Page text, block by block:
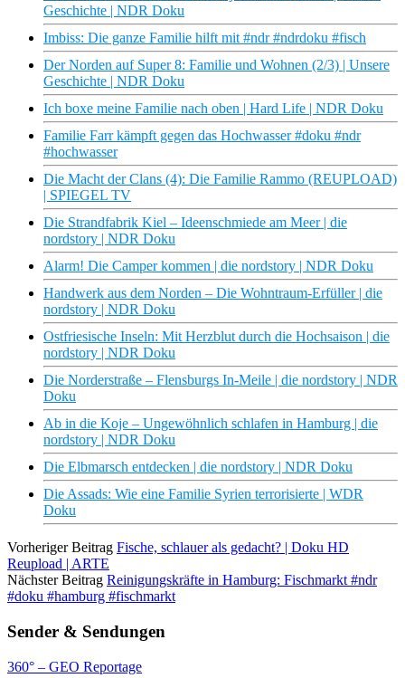
Geschichte | NDR Doku
Imbiss: Die ganze Familie hilft mit #ndr #ndrdoku #fisch
Der Norden auf Super 8: Familie und Wohnen (2/3) | Unsere
Geschichte | NDR Doku
Ich boxe meine Familie nach oben | Hard Life | NDR Doku
Familie Farr kämpft gegen das Hochwasser #doku #ndr
#hochwasser
Die Macht der Clans (4): Die Familie Rammo (REUPLOAD)
| SPIEGEL TV
Die Strandfabrik Kiel – Ideenschmiede am Meer | die
nordstory | NDR Doku
Alarm! Die Camper kommen | die nordstory | NDR Doku
Handwerk aus dem Norden – Die Wohntraum-Erfüller | die
nordstory | NDR Doku
Ostfriesische Inseln: Mit Herzblut durch die Hochsaison | die
nordstory | NDR Doku
Die Norderstraße – Flensburgs In-Meile | die nordstory | NDR
Doku
Ab in die Koje – Ungewöhnlich schlafen in Hamburg | die
nordstory | NDR Doku
Die Elbmarsch entdecken | die nordstory | NDR Doku
Die Assads: Wie eine Familie Syrien terrorisierte | WDR
Doku
Vorheriger Beitrag Fische, schlauer als gedacht? | Doku HD
Reupload | ARTE
Nächster Beitrag Reinigungskräfte in Hamburg: Fischmarkt #ndr
#doku #hamburg #fischmarkt
Sender & Sendungen
360° – GEO Reportage